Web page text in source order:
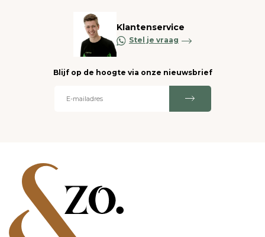
Klantenservice
Stel je vraag
Blijf op de hoogte via onze nieuwsbrief